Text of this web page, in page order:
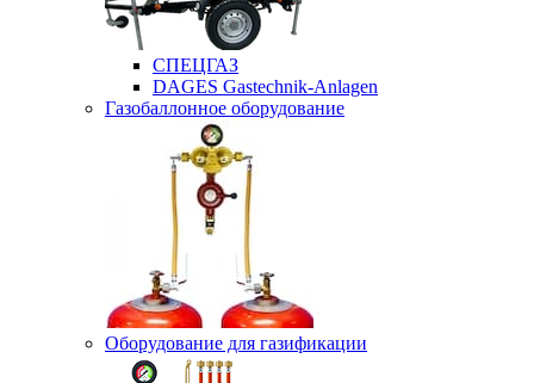
СПЕЦГАЗ
DAGES Gastechnik-Anlagen
Газобаллонное оборудование
Оборудование для газификации